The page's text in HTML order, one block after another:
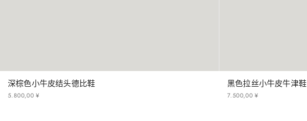
深棕色小牛皮结头德比鞋
¥
5 ,
800
. 00
黑色拉丝小牛皮牛津鞋
¥
7 ,
500
. 00